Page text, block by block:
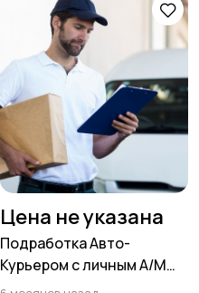
Спорт и красота
Строительство и
ремонт
Управление
недвижимостью
Цена не указана
Подработка Авто-
Курьером с личным А/М
(18+)